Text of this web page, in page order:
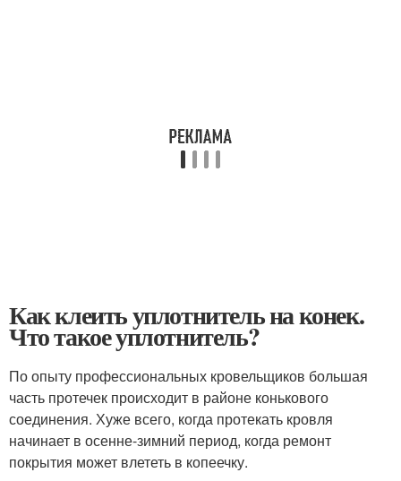
Как клеить уплотнитель на конек.
Что такое уплотнитель?
По опыту профессиональных кровельщиков большая
часть протечек происходит в районе конькового
соединения. Хуже всего, когда протекать кровля
начинает в осенне-зимний период, когда ремонт
покрытия может влететь в копеечку.